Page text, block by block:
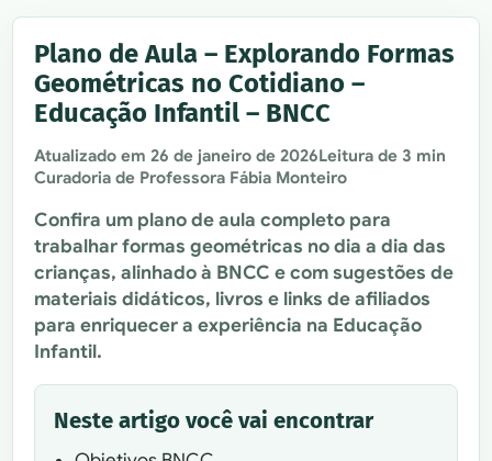
Plano de Aula – Explorando Formas
Geométricas no Cotidiano –
Educação Infantil – BNCC
Atualizado em26 de janeiro de 2026Leitura de 3 min
Curadoria de Professora Fábia Monteiro
Confira um plano de aula completo para
trabalhar formas geométricas no dia a dia das
crianças, alinhado à BNCC e com sugestões de
materiais didáticos, livros e links de afiliados
para enriquecer a experiência na Educação
Infantil.
Neste artigo você vai encontrar